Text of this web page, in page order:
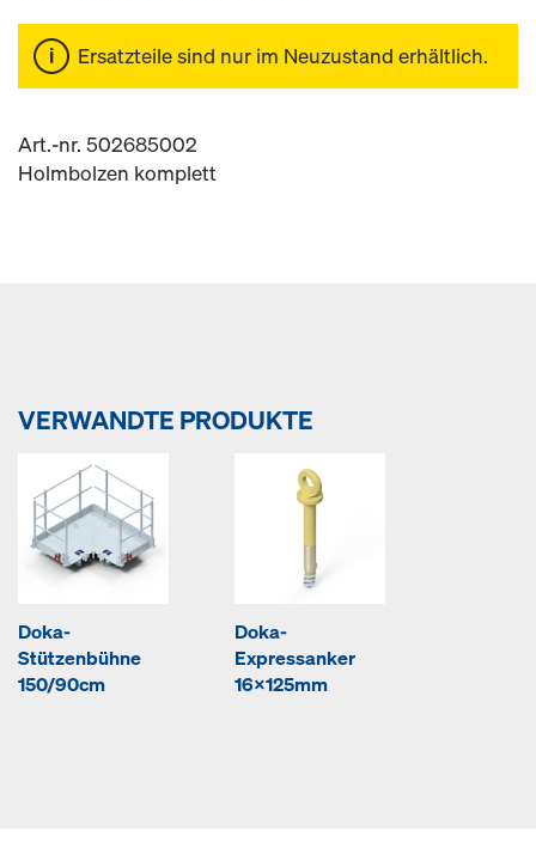
Ersatzteile sind nur im Neuzustand erhältlich.
Art.-nr. 502685002
Holmbolzen komplett
VERWANDTE PRODUKTE
Doka-
Stützenbühne
150/90cm
Doka-
Expressanker
16x125mm